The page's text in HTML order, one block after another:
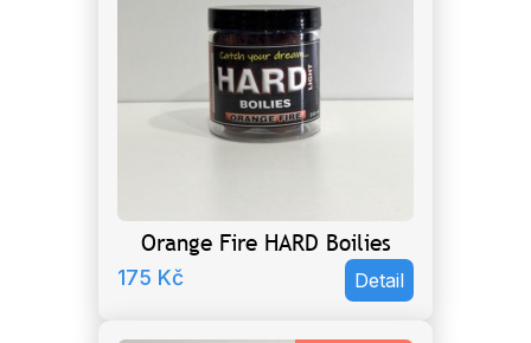
Orange Fire HARD Boilies
175 Kč Detail